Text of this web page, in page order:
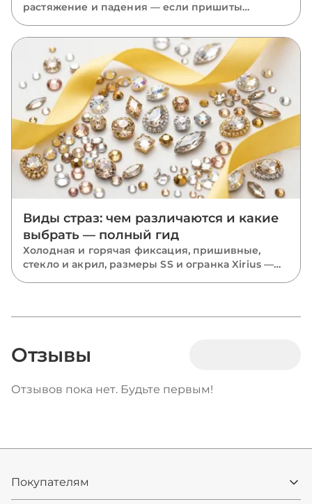
растяжение и падения — если пришиты
вести стежки через отверстия, чем отличается
крепление капли, риволи и ромба и какие
ошибки роняют камни.
Виды страз: чем различаются и какие
выбрать — полный гид
Холодная и горячая фиксация, пришивные,
стекло и акрил, размеры SS и огранка Xirius —
Отзывы
Отзывов пока нет. Будьте первым!
Покупателям